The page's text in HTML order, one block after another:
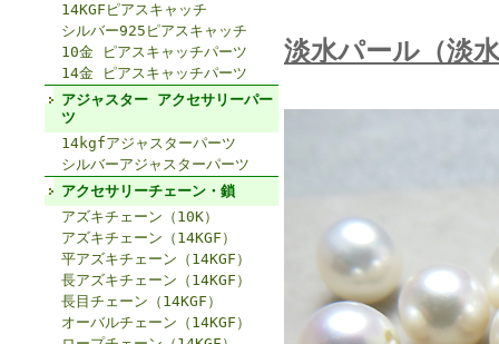
14KGFピアスキャッチ
シルバー925ピアスキャッチ
10金 ピアスキャッチパーツ
14金 ピアスキャッチパーツ
アジャスター アクセサリーパー
ツ
14kgfアジャスターパーツ
シルバーアジャスターパーツ
アクセサリーチェーン・鎖
アズキチェーン（10K）
アズキチェーン（14KGF）
平アズキチェーン（14KGF）
長アズキチェーン（14KGF）
長目チェーン（14KGF）
オーバルチェーン（14KGF）
淡水パール（淡